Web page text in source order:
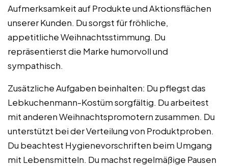
Aufmerksamkeit auf Produkte und Aktionsflächen
unserer Kunden. Du sorgst für fröhliche,
appetitliche Weihnachtsstimmung. Du
repräsentierst die Marke humorvoll und
sympathisch.
Zusätzliche Aufgaben beinhalten: Du pflegst das
Lebkuchenmann-Kostüm sorgfältig. Du arbeitest
mit anderen Weihnachtspromotern zusammen. Du
unterstützt bei der Verteilung von Produktproben.
Du beachtest Hygienevorschriften beim Umgang
mit Lebensmitteln. Du machst regelmäßige Pausen